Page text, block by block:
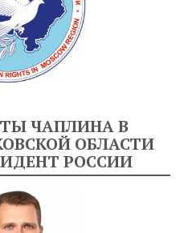
ЧАПЛИНА В
ОБЛАСТИ
РОССИИ